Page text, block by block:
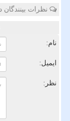
نظرات
نام:
ایمیل:
نظر: